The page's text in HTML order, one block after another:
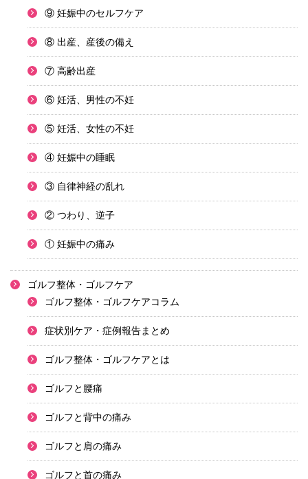
⑨ 妊娠中のセルフケア
⑧ 出産、産後の備え
⑦ 高齢出産
⑥ 妊活、男性の不妊
⑤ 妊活、女性の不妊
④ 妊娠中の睡眠
③ 自律神経の乱れ
② つわり、逆子
① 妊娠中の痛み
ゴルフ整体・ゴルフケア
ゴルフ整体・ゴルフケアコラム
症状別ケア・症例報告まとめ
ゴルフ整体・ゴルフケアとは
ゴルフと腰痛
ゴルフと背中の痛み
ゴルフと肩の痛み
ゴルフと首の痛み